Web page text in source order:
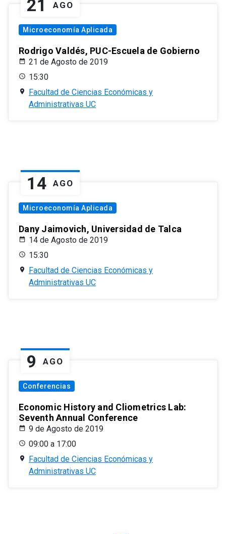
21 AGO
Microeconomía Aplicada
Rodrigo Valdés, PUC-Escuela de Gobierno
21 de Agosto de 2019
15:30
Facultad de Ciencias Económicas y
Administrativas UC
14 AGO
Microeconomía Aplicada
Dany Jaimovich, Universidad de Talca
14 de Agosto de 2019
15:30
Facultad de Ciencias Económicas y
Administrativas UC
9 AGO
Conferencias
Economic History and Cliometrics Lab:
Seventh Annual Conference
9 de Agosto de 2019
09:00 a 17:00
Facultad de Ciencias Económicas y
Administrativas UC